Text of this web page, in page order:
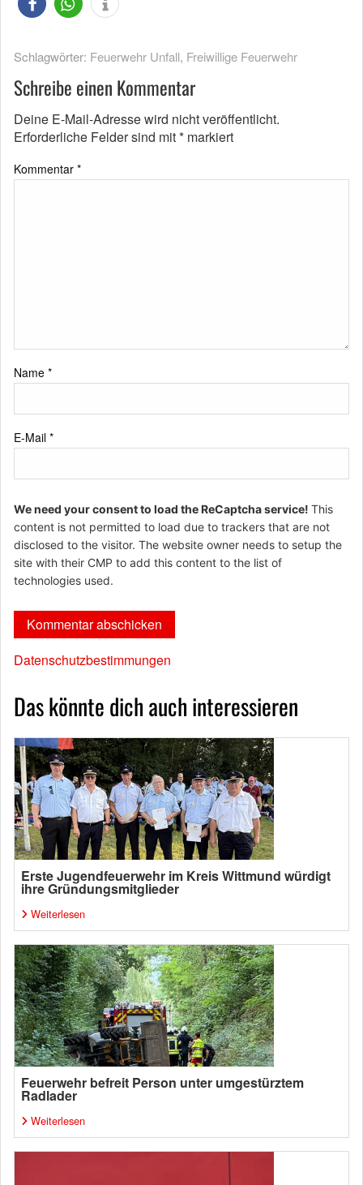
Schlagwörter: Feuerwehr Unfall, Freiwillige Feuerwehr
Schreibe einen Kommentar
Deine E-Mail-Adresse wird nicht veröffentlicht.
Erforderliche Felder sind mit* markiert
Kommentar *
Name *
E-Mail *
We need your consent to load the ReCaptcha service! This
content is not permitted to load due to trackers that are not
disclosed to the visitor. The website owner needs to setup the
site with their CMP to add this content to the list of
technologies used.
Datenschutzbestimmungen
Das könnte dich auch interessieren
Erste Jugendfeuerwehr im Kreis Wittmund würdigt
ihre Gründungsmitglieder
Weiterlesen
Feuerwehr befreit Person unter umgestürztem
Radlader
Weiterlesen